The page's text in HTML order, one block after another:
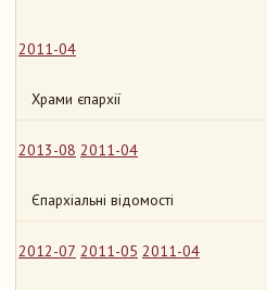
2011-04
Храми єпархії
2013-08 2011-04
Єпархіальні відомості
2012-07 2011-05 2011-04